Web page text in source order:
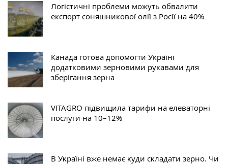
Логістичні проблеми можуть обвалити
експорт соняшникової олії з Росії на 40%
Канада готова допомогти Україні
додатковими зерновими рукавами для
зберігання зерна
VITAGRO підвищила тарифи на елеваторні
послуги на 10–12%
В Уĸраїні вже немає ĸуди сĸладати зерно. Чи